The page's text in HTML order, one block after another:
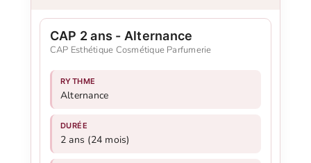
CAP 2 ans - Alternance
CAP Esthétique Cosmétique Parfumerie
RYTHME
Alternance
DURÉE
2 ans (24 mois)